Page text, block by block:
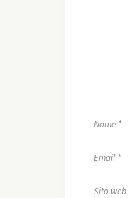
Nome *
Email *
Sito web